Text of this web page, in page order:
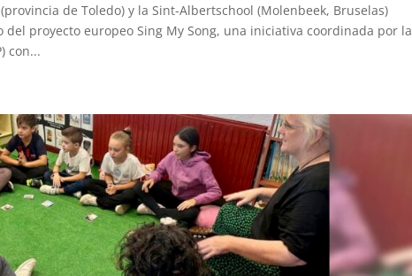
de Toledo) y la Sint-Albertschool (Molenbeek, Bruselas)
proyecto europeo Sing My Song, una iniciativa coordinada por la
con...